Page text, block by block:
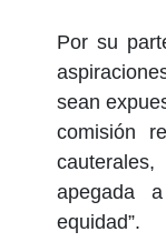
Por su
sean
comisión
apegada
equidad”.